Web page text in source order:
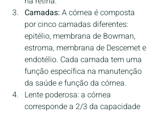
Camadas: A córnea é composta
por cinco camadas diferentes:
epitélio, membrana de Bowman,
estroma, membrana de Descemet e
endotélio. Cada camada tem uma
função específica na manutenção
da saúde e função da córnea.
Lente poderosa: a córnea
corresponde a 2/3 da capacidade